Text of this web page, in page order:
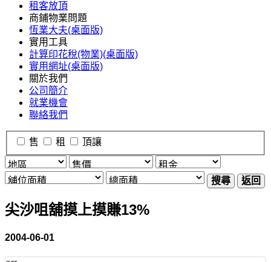
租客放頂
商鋪物業問題
恆業大夫(桌面版)
實用工具
計算印花稅(物業)(桌面版)
實用網址(桌面版)
關於我們
公司簡介
就業機會
聯絡我們
售 租 頂讓
搜尋 返回
尖沙咀舖摸上摸賺13%
2004-06-01